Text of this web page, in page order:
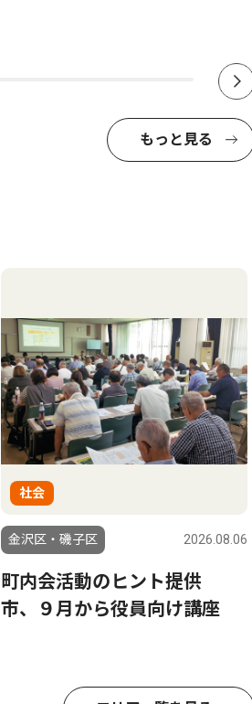
もっと見る
社会
金沢区・磯子区 2026.08.06
町内会活動のヒント提供
市、９月から役員向け講座